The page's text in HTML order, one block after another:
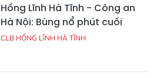
Hồng Lĩnh Hà Tĩnh - Công an
Hà Nội: Bùng nổ phút cuối
CLB HỒNG LĨNH HÀ TĨNH